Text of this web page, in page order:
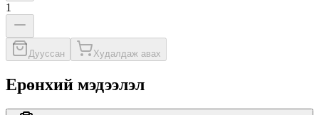
1
Дууссан Худалдаж авах
Ерөнхий мэдээлэл